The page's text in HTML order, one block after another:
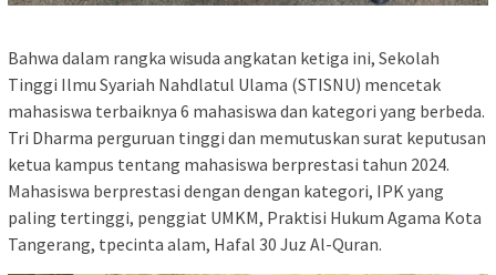
Bahwa dalam rangka wisuda angkatan ketiga ini, Sekolah
Tinggi Ilmu Syariah Nahdlatul Ulama (STISNU) mencetak
mahasiswa terbaiknya 6 mahasiswa dan kategori yang berbeda.
Tri Dharma perguruan tinggi dan memutuskan surat keputusan
ketua kampus tentang mahasiswa berprestasi tahun 2024.
Mahasiswa berprestasi dengan dengan kategori, IPK yang
paling tertinggi, penggiat UMKM, Praktisi Hukum Agama Kota
Tangerang, tpecinta alam, Hafal 30 Juz Al-Quran.